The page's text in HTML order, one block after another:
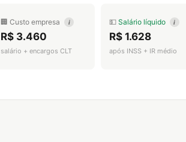
🏢 Custo empresa i
R$ 3.460
salário + encargos CLT
💵 Salário líquido i
R$ 1.628
após INSS + IR médio